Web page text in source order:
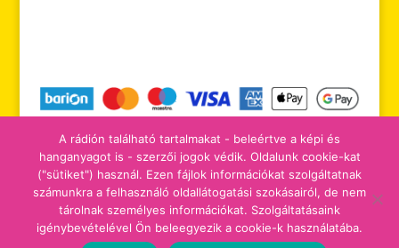
tájékoztatók adomány/támogatás
A rádión található tartalmakat - beleértve a képi és
hanganyagot is - szerzői jogok védik. Oldalunk cookie-kat
("sütiket") használ. Ezen fájlok információkat szolgáltatnak
számunkra a felhasználó oldallátogatási szokásairól, de nem
tárolnak személyes információkat. Szolgáltatásaink
igénybevételével Ön beleegyezik a cookie-k használatába.